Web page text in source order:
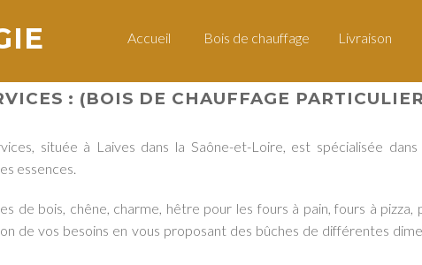
Accueil Bois de chauffage Livraison
: (BOIS DE CHAUFFAGE
située à Laives dans la Saône-et-Loire, est spécialisée
essences.
de bois, chêne, charme, hêtre pour les fours à pain, fours à pizza,
de vos besoins en vous proposant des bûches de différentes